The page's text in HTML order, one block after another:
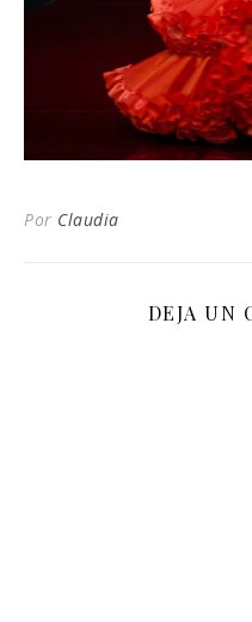
Por Claudia
DEJA UN